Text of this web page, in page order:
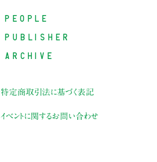
PEOPLE
PUBLISHER
ARCHIVE
特定商取引法に基づく表記
イベントに関するお問い合わせ